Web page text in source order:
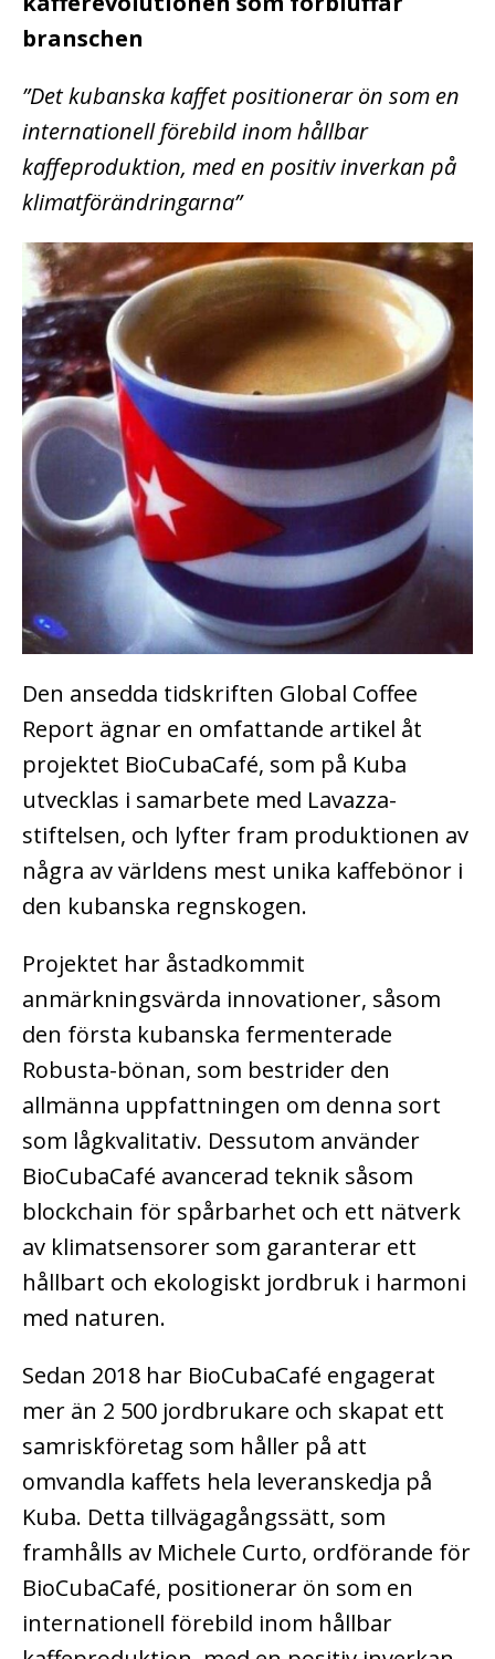
branschen
”Det kubanska kaffet positionerar ön som en
internationell förebild inom hållbar
kaffeproduktion, med en positiv inverkan på
klimatförändringarna”
Den ansedda tidskriften Global Coffee
Report ägnar en omfattande artikel åt
projektet BioCubaCafé, som på Kuba
utvecklas i samarbete med Lavazza-
stiftelsen, och lyfter fram produktionen av
några av världens mest unika kaffebönor i
den kubanska regnskogen.
Projektet har åstadkommit
anmärkningsvärda innovationer, såsom
den första kubanska fermenterade
Robusta-bönan, som bestrider den
allmänna uppfattningen om denna sort
som lågkvalitativ. Dessutom använder
BioCubaCafé avancerad teknik såsom
blockchain för spårbarhet och ett nätverk
av klimatsensorer som garanterar ett
hållbart och ekologiskt jordbruk i harmoni
med naturen.
Sedan 2018 har BioCubaCafé engagerat
mer än 2 500 jordbrukare och skapat ett
samriskföretag som håller på att
omvandla kaffets hela leveranskedja på
Kuba. Detta tillvägagångssätt, som
framhålls av Michele Curto, ordförande för
BioCubaCafé, positionerar ön som en
internationell förebild inom hållbar